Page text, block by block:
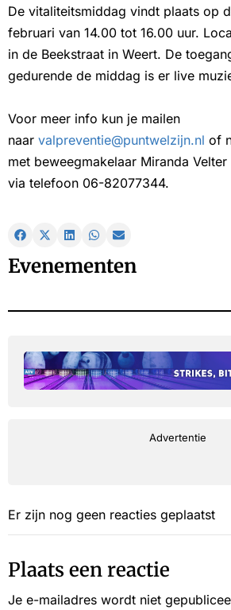
De vitaliteitsmiddag vindt plaats op
februari van 14.00 tot 16.00 uur.
in de Beekstraat in Weert. De
gedurende de middag is er live
Voor meer info kun je mailen
naar valpreventie@puntwelzijn.nl of
met beweegmakelaar Miranda
via telefoon 06-82077344.
Evenementen
Advertentie
Er zijn nog geen reacties geplaatst
Plaats een reactie
Je e-mailadres wordt niet